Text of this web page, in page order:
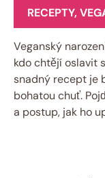
RECEPTY,
Veganský
kdo chtějí oslavit
snadný recept je
bohatou chuť.
a postup, jak ho